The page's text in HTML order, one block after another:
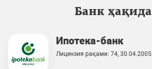
Банк ҳақида
Ипотека-банк
Лицензия рақами: 74, 30.04.2005